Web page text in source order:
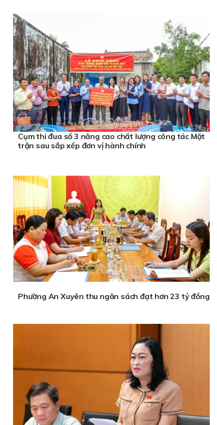
Cụm thi đua số 3 nâng cao chất lượng công tác Mặt
trận sau sắp xếp đơn vị hành chính
Phường An Xuyên thu ngân sách đạt hơn 23 tỷ đồng